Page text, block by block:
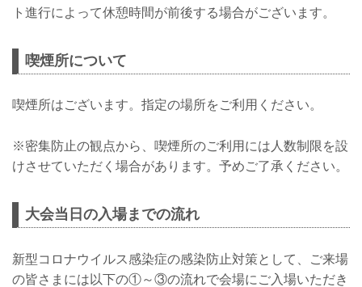
ト進行によって休憩時間が前後する場合がございます。
喫煙所について
喫煙所はございます。指定の場所をご利用ください。
※密集防止の観点から、喫煙所のご利用には人数制限を設
けさせていただく場合があります。予めご了承ください。
大会当日の入場までの流れ
新型コロナウイルス感染症の感染防止対策として、ご来場
の皆さまには以下の①～③の流れで会場にご入場いただき